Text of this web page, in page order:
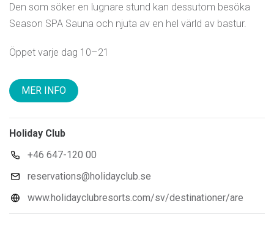
Den som söker en lugnare stund kan dessutom besöka
Season SPA Sauna och njuta av en hel värld av bastur.
Öppet varje dag 10–21
MER INFO
Holiday Club
+46 647-120 00
reservations@holidayclub.se
www.holidayclubresorts.com/sv/destinationer/are